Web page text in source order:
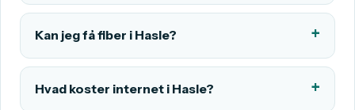
Kan jeg få fiber i Hasle?
Hvad koster internet i Hasle?